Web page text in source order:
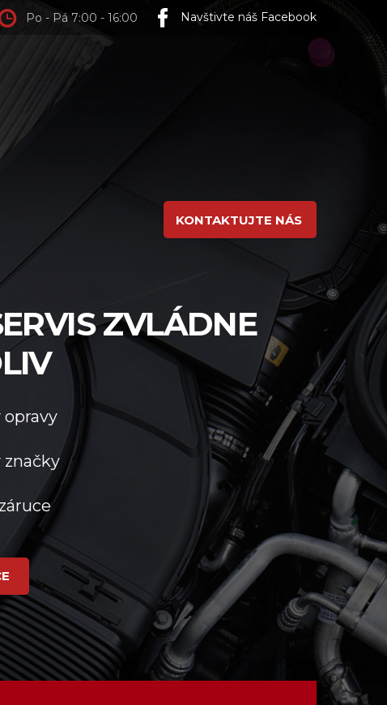
Po - Pá 7:00 - 16:00 Navštivte náš Facebook
KONTAKTUJTE NÁS
ZVLÁDNE
opravy
značky